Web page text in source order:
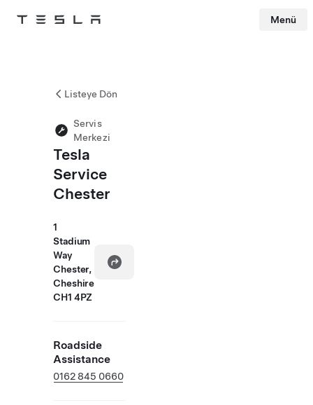
Tesla Menü
Listeye Dön
Servis
Merkezi
Tesla
Service
Chester
1
Stadium
Way
Chester,
Cheshire
CH1 4PZ
Roadside
Assistance
0162 845 0660